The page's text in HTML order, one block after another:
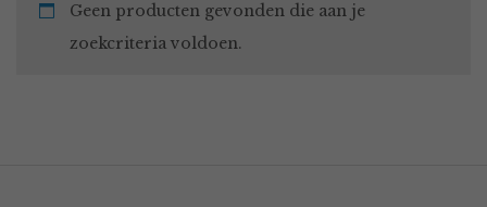
Geen producten gevonden die aan je
zoekcriteria voldoen.